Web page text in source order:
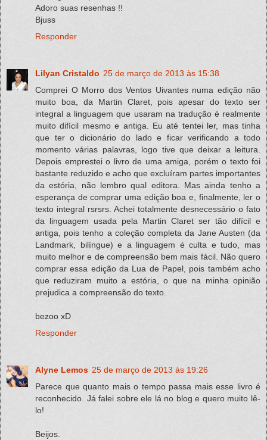
Adoro suas resenhas !!
Bjuss
Responder
Lilyan Cristaldo 25 de março de 2013 às 15:38
Comprei O Morro dos Ventos Uivantes numa edição não
muito boa, da Martin Claret, pois apesar do texto ser
integral a linguagem que usaram na tradução é realmente
muito difícil mesmo e antiga. Eu até tentei ler, mas tinha
que ter o dicionário do lado e ficar verificando a todo
momento várias palavras, logo tive que deixar a leitura.
Depois emprestei o livro de uma amiga, porém o texto foi
bastante reduzido e acho que excluíram partes importantes
da estória, não lembro qual editora. Mas ainda tenho a
esperança de comprar uma edição boa e, finalmente, ler o
texto integral rsrsrs. Achei totalmente desnecessário o fato
da linguagem usada pela Martin Claret ser tão difícil e
antiga, pois tenho a coleção completa da Jane Austen (da
Landmark, bilíngue) e a linguagem é culta e tudo, mas
muito melhor e de compreensão bem mais fácil. Não quero
comprar essa edição da Lua de Papel, pois também acho
que reduziram muito a estória, o que na minha opinião
prejudica a compreensão do texto.
bezoo xD
Responder
Alyne Lemos 25 de março de 2013 às 19:26
Parece que quanto mais o tempo passa mais esse livro é
reconhecido. Já falei sobre ele lá no blog e quero muito lê-
lo!
Beijos.